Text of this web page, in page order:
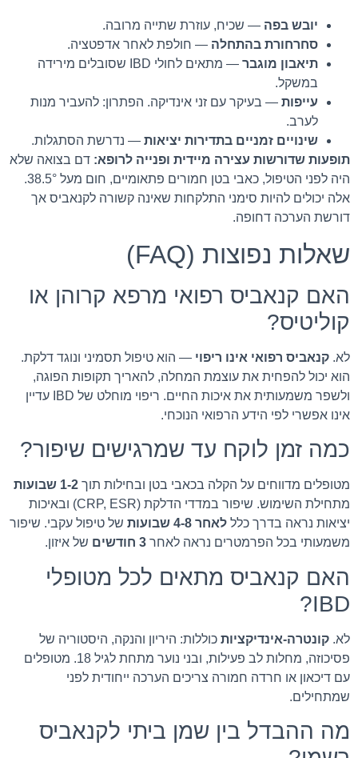
יובש בפה — שכיח, עוזרת שתייה מרובה.
סחרחורת בהתחלה — חולפת לאחר אדפטציה.
תיאבון מוגבר
— מתאים לחולי IBD שסובלים מירידה
במשקל.
עייפות — בעיקר עם זני אינדיקה. הפתרון: להעביר מנות
לערב.
שינויים זמניים בתדירות יציאות — נדרשת הסתגלות.
תופעות שדורשות עצירה מיידית ופנייה לרופא: דם בצואה שלא
היה לפני הטיפול, כאבי בטן חמורים פתאומיים, חום מעל 38.5°.
אלה יכולים להיות סימני התלקחות שאינה קשורה לקנאביס אך
דורשת הערכה דחופה.
שאלות נפוצות (FAQ)
האם קנאביס רפואי מרפא קרוהן או
קוליטיס?
לא. קנאביס רפואי אינו ריפוי — הוא טיפול תסמיני ונוגד דלקת.
הוא יכול להפחית את עוצמת המחלה, להאריך תקופות הפוגה,
ולשפר משמעותית את איכות החיים. ריפוי מוחלט של IBD עדיין
אינו אפשרי לפי הידע הרפואי הנוכחי.
כמה זמן לוקח עד שמרגישים שיפור?
מטופלים מדווחים על הקלה בכאבי בטן ובחילות תוך 1-2 שבועות
מתחילת השימוש. שיפור במדדי הדלקת (CRP, ESR) ובאיכות
יציאות נראה בדרך כלל לאחר 4-8 שבועות
של טיפול עקבי. שיפור
משמעותי בכל הפרמטרים נראה לאחר 3 חודשים של איזון.
האם קנאביס מתאים לכל מטופלי
IBD?
לא. קונטרה-אינדיקציות כוללות: היריון והנקה, היסטוריה של
פסיכוזה, מחלות לב פעילות, ובני נוער מתחת לגיל 18. מטופלים
עם דיכאון או חרדה חמורה צריכים הערכה ייחודית לפני
שמתחילים.
מה ההבדל בין שמן ביתי לקנאביס